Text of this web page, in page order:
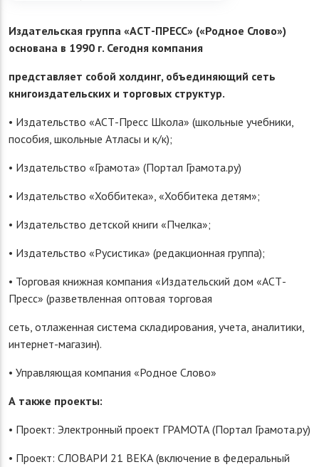
Издательская группа «АСТ-ПРЕСС» («Родное Слово»)
основана в 1990 г. Сегодня компания
представляет собой холдинг, объединяющий сеть
книгоиздательских и торговых структур.
• Издательство «АСТ-Пресс Школа» (школьные учебники,
пособия, школьные Атласы и к/к);
• Издательство «Грамота» (Портал Грамота.ру)
• Издательство «Хоббитека», «Хоббитека детям»;
• Издательство детской книги «Пчелка»;
• Издательство «Русистика» (редакционная группа);
• Торговая книжная компания «Издательский дом «АСТ-
Пресс» (разветвленная оптовая торговая
сеть, отлаженная система складирования, учета, аналитики,
интернет-магазин).
• Управляющая компания «Родное Слово»
А также проекты:
• Проект: Электронный проект ГРАМОТА (Портал Грамота.ру)
• Проект: СЛОВАРИ 21 ВЕКА (включение в федеральный